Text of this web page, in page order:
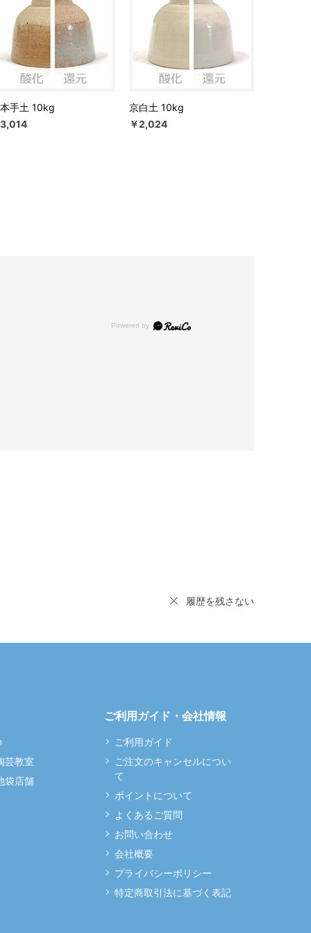
手土 10kg
京白土 10kg
￥2,024
履歴を残さない
芸教室
袋店舗
ご利用ガイド・会社情報
ご利用ガイド
ご注文のキャンセルについ
て
ポイントについて
よくあるご質問
お問い合わせ
会社概要
プライバシーポリシー
特定商取引法に基づく表記